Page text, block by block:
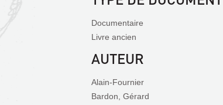
Documentaire
Livre ancien
AUTEUR
Alain-Fournier
Bardon, Gérard